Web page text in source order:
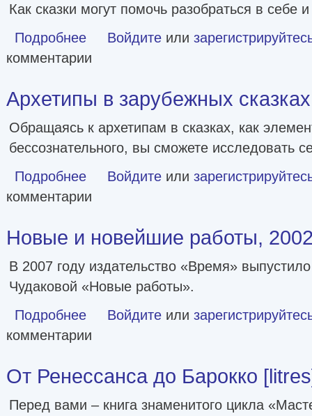
Как сказки могут помочь разобраться в себе
Подробнее
о Архетипы в русских сказках. Какая детская
Войдите или
комментарии
Архетипы в зарубежных
Обращаясь к архетипам в сказках, как
бессознательного, вы сможете исследовать
Подробнее о Архетипы в зарубежных сказках [litres]
Войдите или
комментарии
Новые и новейшие работы,
В 2007 году издательство «Время»
Чудаковой «Новые работы».
Подробнее о Новые и новейшие работы, 2002–2011
Войдите или
комментарии
От Ренессанса до Барокко
Перед вами – книга знаменитого цикла